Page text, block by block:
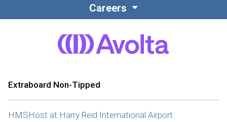
Careers
Extraboard Non-Tipped
HMSHost at Harry Reid International Airport